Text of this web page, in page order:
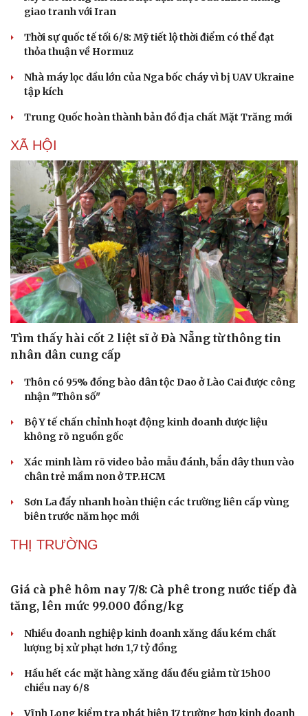
Thông tin doanh nghiệp
Doanh nghiệp 24h
Doanh nhân
Vì cộng đồng
Sành điệu
Trải nghiệm
giao tranh với Iran
Thời sự quốc tế tối 6/8: Mỹ tiết lộ thời điểm có thể đạt
thỏa thuận về Hormuz
Nhà máy lọc dầu lớn của Nga bốc cháy vì bị UAV Ukraine
tập kích
Trung Quốc hoàn thành bản đồ địa chất Mặt Trăng mới
XÃ HỘI
Tìm thấy hài cốt 2 liệt sĩ ở Đà Nẵng từ thông tin
nhân dân cung cấp
Thôn có 95% đồng bào dân tộc Dao ở Lào Cai được công
nhận "Thôn số"
Bộ Y tế chấn chỉnh hoạt động kinh doanh dược liệu
không rõ nguồn gốc
Xác minh làm rõ video bảo mẫu đánh, bắn dây thun vào
chân trẻ mầm non ở TP.HCM
Sơn La đẩy nhanh hoàn thiện các trường liên cấp vùng
biên trước năm học mới
THỊ TRƯỜNG